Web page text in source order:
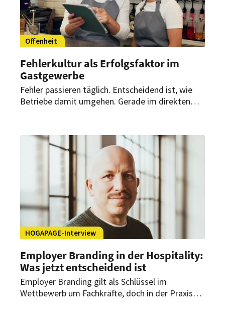
Offenheit
Fehlerkultur als Erfolgsfaktor im
Gastgewerbe
Fehler passieren täglich. Entscheidend ist, wie
Betriebe damit umgehen. Gerade im direkten
Bewertungen aus. Wer offen damit umgeht und
daraus lernt, verschafft sich klare Vorteile im
Wettbewerb um Mitarbeiter und Gäste.
HOGAPAGE-Interview
Employer Branding in der Hospitality:
Was jetzt entscheidend ist
Employer Branding gilt als Schlüssel im
Wettbewerb um Fachkräfte, doch in der Praxis